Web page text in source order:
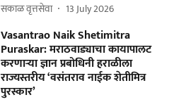
सकाळ वृत्तसेवा 13 July 2026
Vasantrao Naik Shetimitra
Puraskar: मराठवाड्याचा कायापालट
करणाऱ्या ज्ञान प्रबोधिनी हराळीला
राज्यस्तरीय ‘वसंतराव नाईक शेतीमित्र
पुरस्कार’